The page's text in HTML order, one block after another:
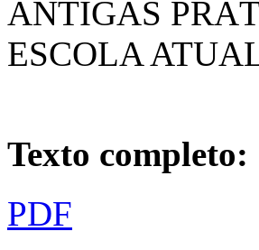
ANTIGAS
ESCOLA
Texto completo:
PDF